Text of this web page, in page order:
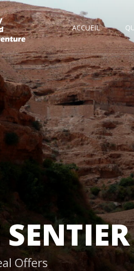
ACCUEIL
Offers